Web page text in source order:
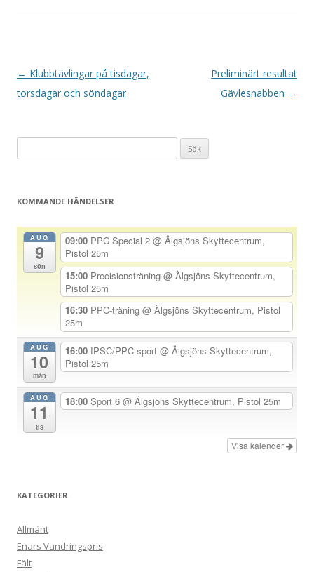
I
n
a
g
← Klubbtävlingar på tisdagar,
torsdagar och söndagar
Preliminärt resultat
Gävlesnabben →
efter:
KOMMANDE HÄNDELSER
AUG
9
sön
09:00 PPC Special 2 @ Älgsjöns Skyttecentrum,
Pistol 25m
15:00 Precisionsträning @ Älgsjöns Skyttecentrum,
Pistol 25m
16:30 PPC-träning @ Älgsjöns Skyttecentrum, Pistol
25m
AUG
10
mån
16:00 IPSC/PPC-sport @ Älgsjöns Skyttecentrum,
Pistol 25m
AUG
11
tis
18:00 Sport 6 @ Älgsjöns Skyttecentrum, Pistol 25m
Visa kalender
KATEGORIER
Allmänt
Enars Vandringspris
Fält